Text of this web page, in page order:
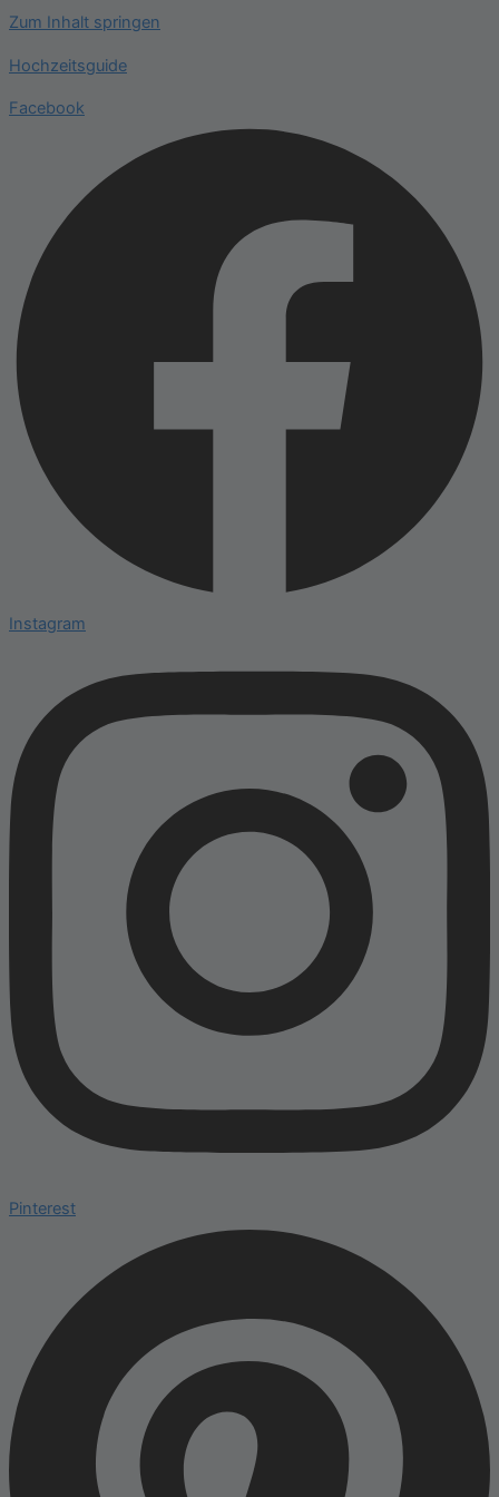
Zum Inhalt springen
Hochzeitsguide
Facebook
Instagram
Pinterest